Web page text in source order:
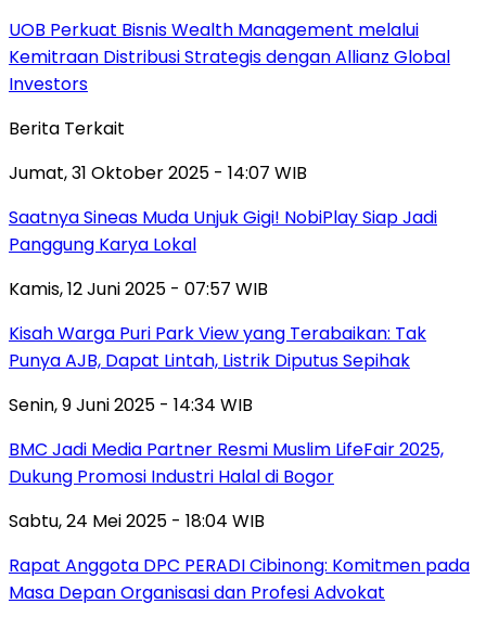
UOB Perkuat Bisnis Wealth Management melalui
Kemitraan Distribusi Strategis dengan Allianz Global
Investors
Berita Terkait
Jumat, 31 Oktober 2025 - 14:07 WIB
Saatnya Sineas Muda Unjuk Gigi! NobiPlay Siap Jadi
Panggung Karya Lokal
Kamis, 12 Juni 2025 - 07:57 WIB
Kisah Warga Puri Park View yang Terabaikan: Tak
Punya AJB, Dapat Lintah, Listrik Diputus Sepihak
Senin, 9 Juni 2025 - 14:34 WIB
BMC Jadi Media Partner Resmi Muslim LifeFair 2025,
Dukung Promosi Industri Halal di Bogor
Sabtu, 24 Mei 2025 - 18:04 WIB
Rapat Anggota DPC PERADI Cibinong: Komitmen pada
Masa Depan Organisasi dan Profesi Advokat